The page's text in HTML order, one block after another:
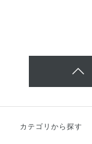
ぴったりなデザイン
で、ぜひ試してみて
カテゴリから探す